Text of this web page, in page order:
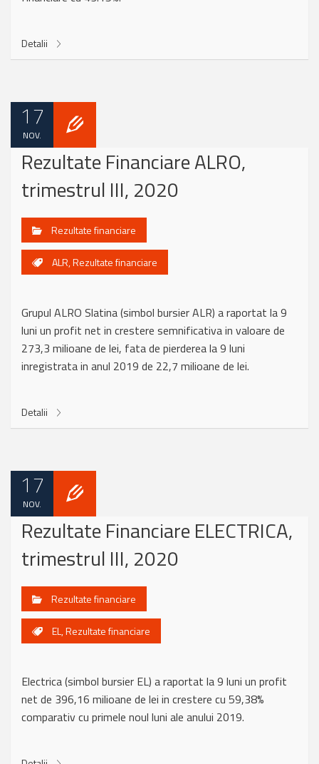
Detalii
17
NOV.
Rezultate Financiare ALRO,
trimestrul III, 2020
Rezultate financiare
ALR,Rezultate financiare
Grupul ALRO Slatina (simbol bursier ALR) a raportat la 9
luni un profit net in crestere semnificativa in valoare de
273,3 milioane de lei, fata de pierderea la 9 luni
inregistrata in anul 2019 de 22,7 milioane de lei.
Detalii
17
NOV.
Rezultate Financiare ELECTRICA,
trimestrul III, 2020
Rezultate financiare
EL,Rezultate financiare
Electrica (simbol bursier EL) a raportat la 9 luni un profit
net de 396,16 milioane de lei in crestere cu 59,38%
comparativ cu primele noul luni ale anului 2019.